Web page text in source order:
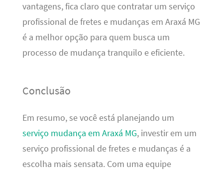
vantagens, fica claro que contratar um serviço
profissional de fretes e mudanças em Araxá MG
é a melhor opção para quem busca um
processo de mudança tranquilo e eficiente.
Conclusão
Em resumo, se você está planejando um
serviço mudança em Araxá MG, investir em um
serviço profissional de fretes e mudanças é a
escolha mais sensata. Com uma equipe